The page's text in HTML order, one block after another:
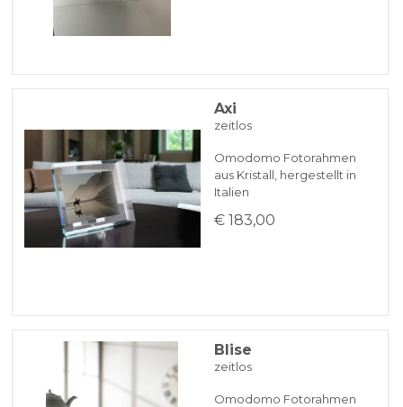
Axi
zeitlos
Omodomo Fotorahmen
aus Kristall, hergestellt in
Italien
€ 183,00
Blise
zeitlos
Omodomo Fotorahmen